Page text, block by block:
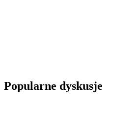
Popularne dyskusje